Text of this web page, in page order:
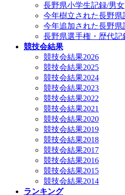
長野県小学生記録/男女
今年樹立された長野県
今年追加された長野県
長野県選手権・歴代記
競技会結果
競技会結果2026
競技会結果2025
競技会結果2024
競技会結果2023
競技会結果2022
競技会結果2021
競技会結果2020
競技会結果2019
競技会結果2018
競技会結果2017
競技会結果2016
競技会結果2015
競技会結果2014
ランキング